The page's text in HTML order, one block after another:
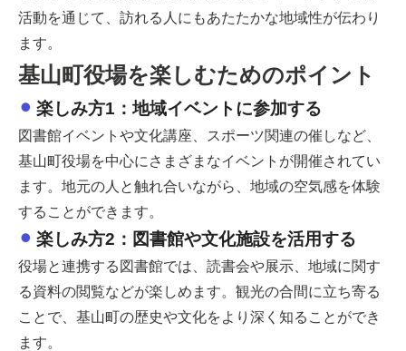
活動を通じて、訪れる人にもあたたかな地域性が伝わり
ます。
基山町役場を楽しむためのポイント
楽しみ方1：地域イベントに参加する
図書館イベントや文化講座、スポーツ関連の催しなど、
基山町役場を中心にさまざまなイベントが開催されてい
ます。地元の人と触れ合いながら、地域の空気感を体験
することができます。
楽しみ方2：図書館や文化施設を活用する
役場と連携する図書館では、読書会や展示、地域に関す
る資料の閲覧などが楽しめます。観光の合間に立ち寄る
ことで、基山町の歴史や文化をより深く知ることができ
ます。